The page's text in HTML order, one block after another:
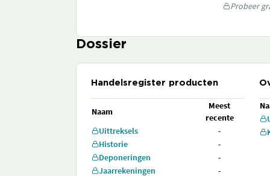
Probeer
Dossier
Handelsregister producten
Naam
Meest
recente
Uittreksels
-
Historie
-
Deponeringen
-
Jaarrekeningen
-